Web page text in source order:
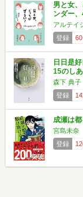
男と女
ンダー
アルテイ
登録
60
日日是
15のし
森下 典子
登録
成瀬は
宮島未奈
登録